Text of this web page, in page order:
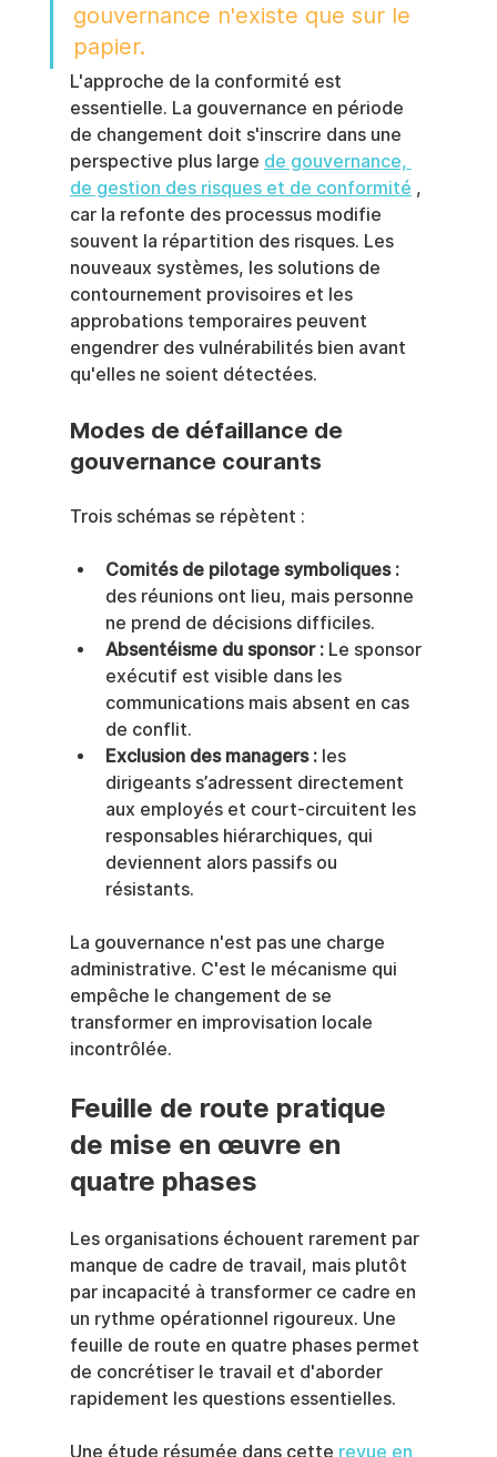
gouvernance n'existe que sur le
papier.
L'approche de la conformité est
essentielle. La gouvernance en période
de changement doit s'inscrire dans une
perspective plus large de gouvernance,
de gestion des risques et de conformité ,
car la refonte des processus modifie
souvent la répartition des risques. Les
nouveaux systèmes, les solutions de
contournement provisoires et les
approbations temporaires peuvent
engendrer des vulnérabilités bien avant
qu'elles ne soient détectées.
Modes de défaillance de
gouvernance courants
Trois schémas se répètent :
Comités de pilotage symboliques :
des réunions ont lieu, mais personne
ne prend de décisions difficiles.
Absentéisme du sponsor : Le sponsor
exécutif est visible dans les
communications mais absent en cas
de conflit.
Exclusion des managers : les
dirigeants s’adressent directement
aux employés et court-circuitent les
responsables hiérarchiques, qui
deviennent alors passifs ou
résistants.
La gouvernance n'est pas une charge
administrative. C'est le mécanisme qui
empêche le changement de se
transformer en improvisation locale
incontrôlée.
Feuille de route pratique
de mise en œuvre en
quatre phases
Les organisations échouent rarement par
manque de cadre de travail, mais plutôt
par incapacité à transformer ce cadre en
un rythme opérationnel rigoureux. Une
feuille de route en quatre phases permet
de concrétiser le travail et d'aborder
rapidement les questions essentielles.
Une étude résumée dans cette revue en